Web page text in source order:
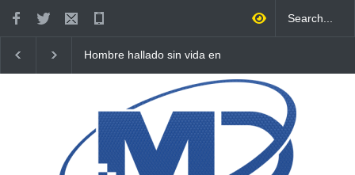
Hombre hallado sin vida en
habría envenenado
irregular en La Altagracia